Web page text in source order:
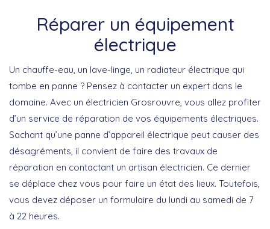
Réparer un équipement
électrique
Un chauffe-eau, un lave-linge, un radiateur électrique qui
tombe en panne ? Pensez à contacter un expert dans le
domaine. Avec un électricien Grosrouvre, vous allez profiter
d’un service de réparation de vos équipements électriques.
Sachant qu’une panne d’appareil électrique peut causer des
désagréments, il convient de faire des travaux de
réparation en contactant un artisan électricien. Ce dernier
se déplace chez vous pour faire un état des lieux. Toutefois,
vous devez déposer un formulaire du lundi au samedi de 7
à 22 heures.